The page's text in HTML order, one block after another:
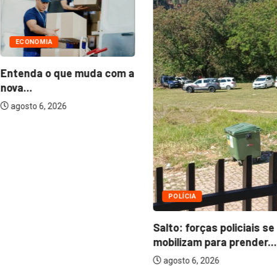
ECONOMIA
Entenda o que muda com a
nova...
agosto 6, 2026
POLÍCIA
Salto: forças policiais se
mobilizam para prender...
agosto 6, 2026